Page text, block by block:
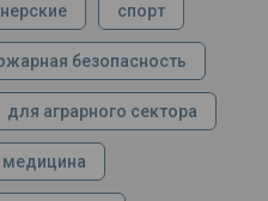
спорт
безопасность
для аграрного сектора
медицина